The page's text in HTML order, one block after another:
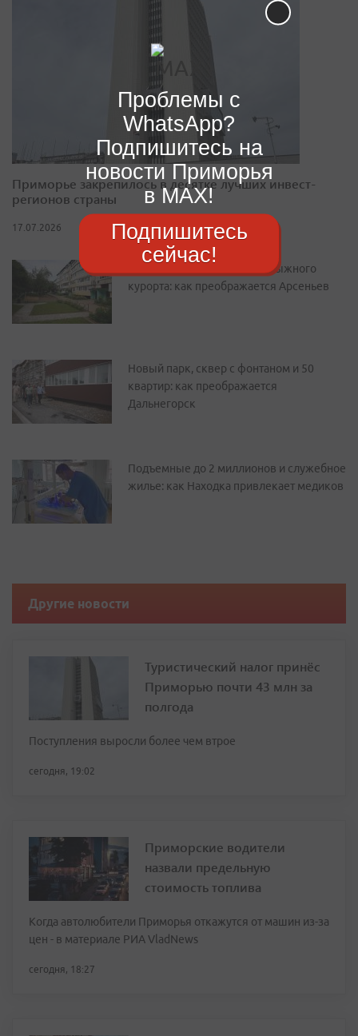
Приморье закрепилось в десятке лучших инвест-
регионов страны
17.07.2026
От уютного двора до горнолыжного
курорта: как преображается Арсеньев
Новый парк, сквер с фонтаном и 50
квартир: как преображается
Дальнегорск
Подъемные до 2 миллионов и служебное
жилье: как Находка привлекает медиков
Другие новости
Туристический налог принёс
Приморью почти 43 млн за
полгода
Поступления выросли более чем втрое
сегодня, 19:02
Приморские водители
назвали предельную
стоимость топлива
Когда автолюбители Приморья откажутся от машин из-за
цен - в материале РИА VladNews
сегодня, 18:27
Проблемы с
WhatsApp?
Подпишитесь на
новости Приморья
в MAX!
Подпишитесь
сейчас!